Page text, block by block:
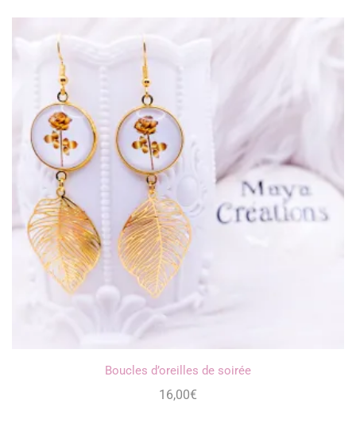
Boucles d’oreilles de soirée
16,00€